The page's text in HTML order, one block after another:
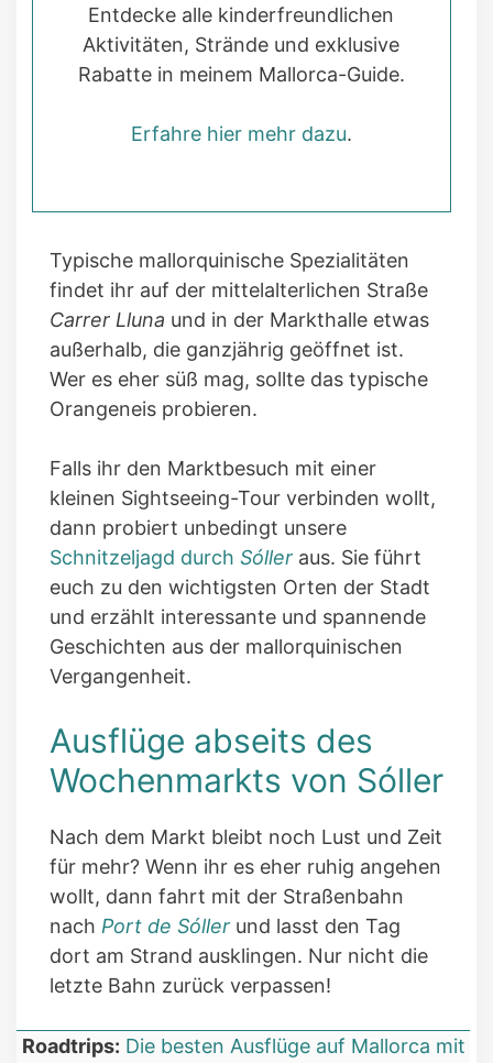
Entdecke alle kinderfreundlichen
Aktivitäten, Strände und exklusive
Rabatte in meinem Mallorca-Guide.
Erfahre hier mehr dazu.
Typische mallorquinische Spezialitäten
findet ihr auf der mittelalterlichen Straße
Carrer Lluna und in der Markthalle etwas
außerhalb, die ganzjährig geöffnet ist.
Wer es eher süß mag, sollte das typische
Orangeneis probieren.
Falls ihr den Marktbesuch mit einer
kleinen Sightseeing-Tour verbinden wollt,
dann probiert unbedingt unsere
Schnitzeljagd durch Sóller aus. Sie führt
euch zu den wichtigsten Orten der Stadt
und erzählt interessante und spannende
Geschichten aus der mallorquinischen
Vergangenheit.
Ausflüge abseits des
Wochenmarkts von Sóller
Nach dem Markt bleibt noch Lust und Zeit
für mehr? Wenn ihr es eher ruhig angehen
wollt, dann fahrt mit der Straßenbahn
nach Port de Sóller und lasst den Tag
dort am Strand ausklingen. Nur nicht die
letzte Bahn zurück verpassen!
Roadtrips: Die besten Ausflüge auf Mallorca mit